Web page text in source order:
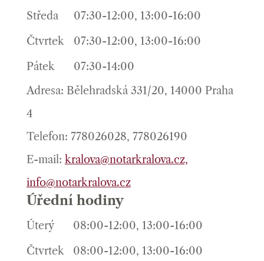
Středa
07:30-12:00, 13:00-16:00
Čtvrtek
07:30-12:00, 13:00-16:00
Pátek
07:30-14:00
Adresa: Bělehradská 331/20, 14000 Praha
4
Telefon: 778026028, 778026190
E-mail: kralova@notarkralova.cz,
info@notarkralova.cz
Úřední hodiny
Úterý
08:00-12:00, 13:00-16:00
Čtvrtek
08:00-12:00, 13:00-16:00